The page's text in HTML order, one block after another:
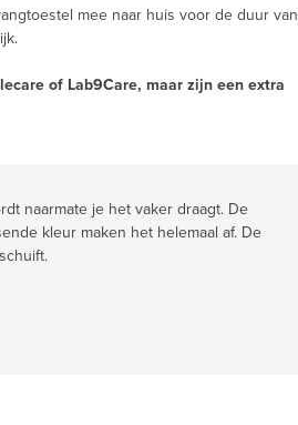
mee naar huis voor de duur van
of Lab9Care, maar zijn een extra
naarmate je het vaker draagt. De
kleur maken het helemaal af. De